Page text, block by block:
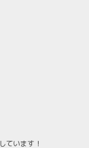
ています！